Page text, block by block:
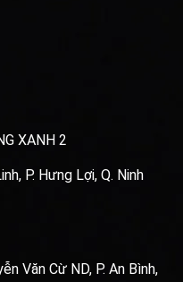
XANH 2
P. Hưng Lợi, Q. Ninh
Văn Cừ ND, P. An Bình,